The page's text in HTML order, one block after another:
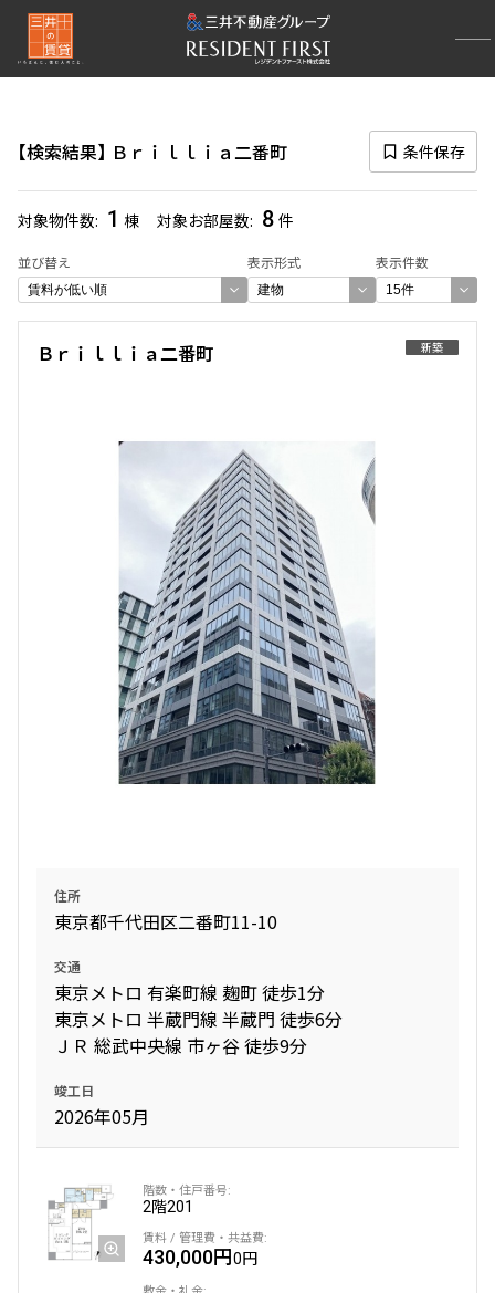
検索結果 Ｂｒｉｌｌｉａ二番町 条件保存
対象物件数 1 棟 対象お部屋数 8 件
並び替え 表示形式 表示件数
再検索ナビゲーション
賃料
〜
管理費/共益費含む
礼金なし
敷金なし
礼金１ヶ月以下
フリーレント付き
1DK〜1LDK
3LDK
〜
新築
3年以内
駅から徒歩
指定なし
3分以内
5分以内
10分以内
15分以内
当社限定物件
専任物件
申込無し物件のみ表示
ペット可・相談
楽器可・相談
新築
Ｂｒｉｌｌｉａ二番町
住所
東京都千代田区二番町11-10
交通
東京メトロ 有楽町線 麹町 徒歩1分
東京メトロ 半蔵門線 半蔵門 徒歩6分
ＪＲ 総武中央線 市ヶ谷 徒歩9分
竣工日
2026年05月
2階201
430,000円0円